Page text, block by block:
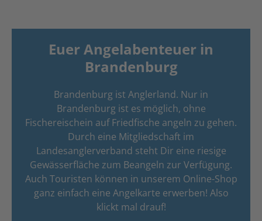
Euer Angelabenteuer in
Brandenburg
Brandenburg ist Anglerland. Nur in
Brandenburg ist es möglich, ohne
Fischereischein auf Friedfische angeln zu gehen.
Durch eine Mitgliedschaft im
Landesanglerverband steht Dir eine riesige
Gewässerfläche zum Beangeln zur Verfügung.
Auch Touristen können in unserem Online-Shop
ganz einfach eine Angelkarte erwerben! Also
klickt mal drauf!